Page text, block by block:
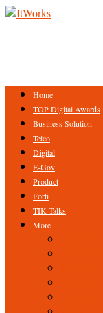
Home
TOP Digital Awards
Business Solution
Telco
Digital
E-Gov
Product
Forti
TIK Talks
More